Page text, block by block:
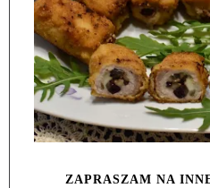
ZAPRASZAM NA